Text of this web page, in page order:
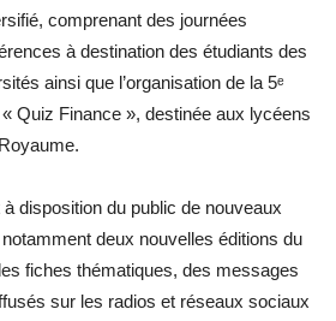
comprenant des journées
à destination des étudiants des
ainsi que l’organisation de la 5ᵉ
Quiz Finance », destinée aux lycéens
disposition du public de nouveaux
deux nouvelles éditions du
fiches thématiques, des messages
sur les radios et réseaux sociaux